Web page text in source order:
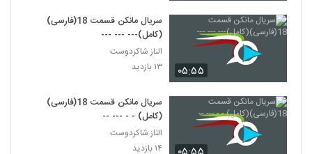
۰۵:۵۵
سریال مانکن قسمت 18(فارسی)
(کامل)--- --- ---
الناز شاکردوست
۱۳ بازدید
سریال مانکن قسمت 18(فارسی)
(کامل) - - --- --
الناز شاکردوست
۱۴ بازدید